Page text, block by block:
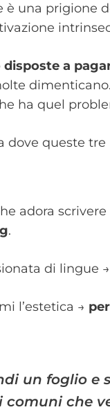
è una prigione
disposte a
ha quel
dove queste
adora
.
di lingue
l’estetica →
un foglio e
comuni che